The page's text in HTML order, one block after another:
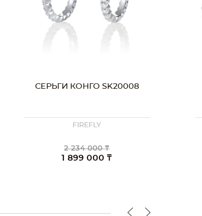
СЕРЬГИ КОНГО SK20003
FIREFLY
2 766 000 ₸
2 351 000 ₸